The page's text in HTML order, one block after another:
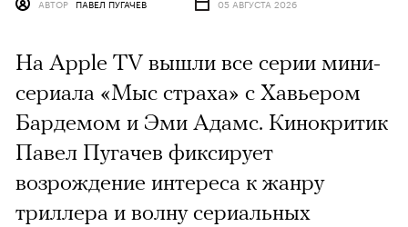
АВТОР ПАВЕЛ ПУГАЧЕВ 05 АВГУСТА 2026
На Apple TV вышли все серии мини-
сериала «Мыс страха» с Хавьером
Бардемом и Эми Адамс. Кинокритик
Павел Пугачев фиксирует
возрождение интереса к жанру
триллера и волну сериальных